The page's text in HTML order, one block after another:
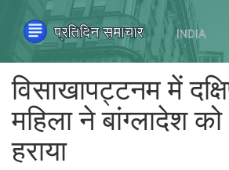
विसाखापट्टनम में
महिला ने बांग्लादेश
हराया